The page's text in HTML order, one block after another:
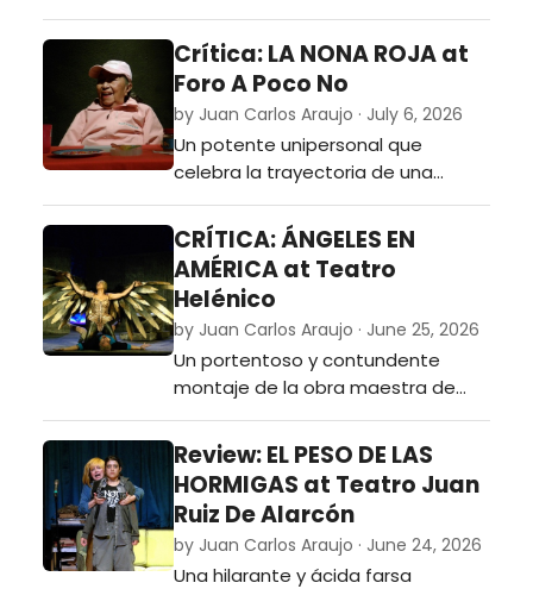
público donde la audiencia será
cómplice y verdugo.…
Crítica: LA NONA ROJA at
Foro A Poco No
by Juan Carlos Araujo · July 6, 2026
Un potente unipersonal que
celebra la trayectoria de una
estupenda actriz a sus más de 90
años.…
CRÍTICA: ÁNGELES EN
AMÉRICA at Teatro
Helénico
by Juan Carlos Araujo · June 25, 2026
Un portentoso y contundente
montaje de la obra maestra de
Tony Kushner que nos demuestra
su relevancia y urgencia en el 2026.
…
Review: EL PESO DE LAS
HORMIGAS at Teatro Juan
Ruiz De Alarcón
by Juan Carlos Araujo · June 24, 2026
Una hilarante y ácida farsa